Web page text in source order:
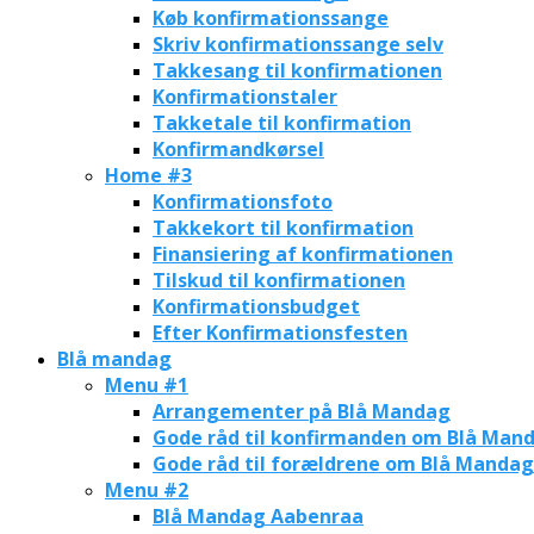
Køb konfirmationssange
Skriv konfirmationssange selv
Takkesang til konfirmationen
Konfirmationstaler
Takketale til konfirmation
Konfirmandkørsel
Home #3
Konfirmationsfoto
Takkekort til konfirmation
Finansiering af konfirmationen
Tilskud til konfirmationen
Konfirmationsbudget
Efter Konfirmationsfesten
Blå mandag
Menu #1
Arrangementer på Blå Mandag
Gode råd til konfirmanden om Blå
Gode råd til forældrene om Blå Mandag
Menu #2
Blå Mandag Aabenraa